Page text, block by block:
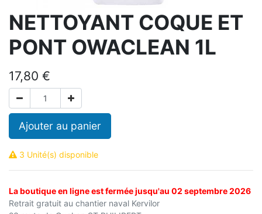
NETTOYANT COQUE ET
PONT OWACLEAN 1L
17,80 €
Ajouter au panier
3 Unité(s) disponible
La boutique en ligne est fermée jusqu'au 02 septembre 2026
Retrait gratuit au chantier naval Kervilor